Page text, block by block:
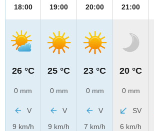
18:00
26 °C
0 mm
V
9 km/h
19:00
25 °C
0 mm
V
9 km/h
20:00
23 °C
0 mm
V
7 km/h
21:00
20 °C
0 mm
SV
6 km/h